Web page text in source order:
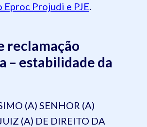
Projudi e PJE.
reclamação
– estabilidade da
(A) SENHOR (A)
(A) DE DIREITO DA